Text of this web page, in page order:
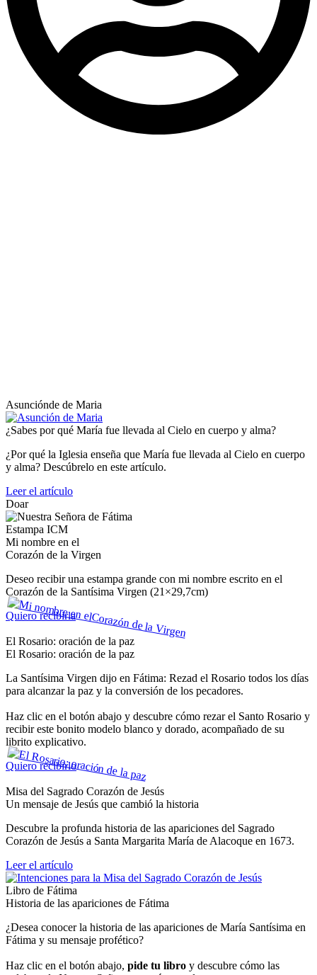
Asunciónde de Maria
¿Sabes por qué María fue llevada al Cielo en cuerpo y alma?
¿Por qué la Iglesia enseña que María fue llevada al Cielo en cuerpo
y alma? Descúbrelo en este artículo.
Leer el artículo
Doar
Estampa ICM
Mi nombre en el
Corazón de la Virgen
Deseo recibir una estampa grande con mi nombre escrito en el
Corazón de la Santísima Virgen (21×29,7cm)
Quiero recibirla
El Rosario: oración de la paz
El Rosario: oración de la paz
La Santísima Virgen dijo en Fátima: Rezad el Rosario todos los días
para alcanzar la paz y la conversión de los pecadores.
Haz clic en el botón abajo y descubre cómo rezar el Santo Rosario y
recibir este bonito modelo blanco y dorado, acompañado de su
librito explicativo.
Quiero recibirlo
Misa del Sagrado Corazón de Jesús
Un mensaje de Jesús que cambió la historia
Descubre la profunda historia de las apariciones del Sagrado
Corazón de Jesús a Santa Margarita María de Alacoque en 1673.
Leer el artículo
Libro de Fátima
Historia de las apariciones de Fátima
¿Desea conocer la historia de las apariciones de María Santísima en
Fátima y su mensaje profético?
Haz clic en el botón abajo, pide tu libro y descubre cómo las